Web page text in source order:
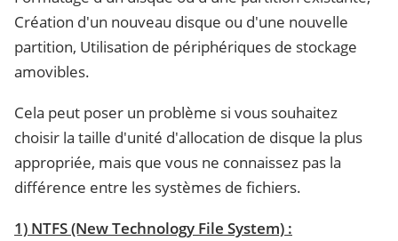
Création d'un nouveau disque ou d'une nouvelle
partition, Utilisation de périphériques de stockage
amovibles.
Cela peut poser un problème si vous souhaitez
choisir la taille d'unité d'allocation de disque la plus
appropriée, mais que vous ne connaissez pas la
différence entre les systèmes de fichiers.
1) NTFS (New Technology File System) :